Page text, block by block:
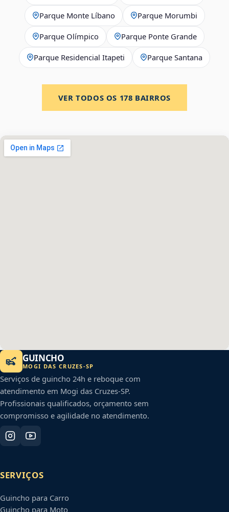
Parque Monte Líbano Parque Morumbi
Parque Olímpico Parque Ponte Grande
Parque Residencial Itapeti Parque Santana
VER TODOS OS 178 BAIRROS
GUINCHO
MOGI DAS CRUZES-SP
Serviços de guincho 24h e reboque com
atendimento em Mogi das Cruzes-SP.
Profissionais qualificados, orçamento sem
compromisso e agilidade no atendimento.
SERVIÇOS
Guincho para Carro
Guincho para Moto